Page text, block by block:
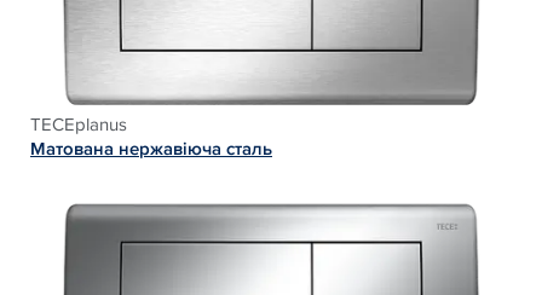
TECEplanus
Матована нержавіюча сталь